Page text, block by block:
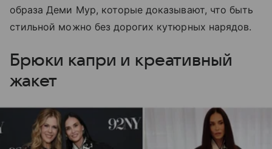
образа Деми Мур, которые доказывают, что быть
стильной можно без дорогих кутюрных нарядов.
Брюки капри и креативный
жакет